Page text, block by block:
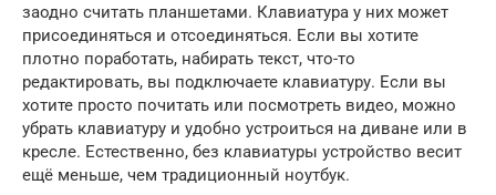
заодно считать планшетами. Клавиатура у них может
присоединяться и отсоединяться. Если вы хотите
плотно поработать, набирать текст, что-то
редактировать, вы подключаете клавиатуру. Если вы
хотите просто почитать или посмотреть видео, можно
убрать клавиатуру и удобно устроиться на диване или в
кресле. Естественно, без клавиатуры устройство весит
ещё меньше, чем традиционный ноутбук.